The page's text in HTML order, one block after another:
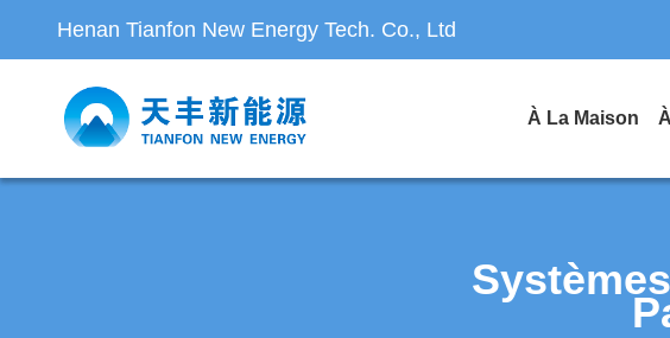
Henan Tianfon New Energy Tech. Co., Ltd
À La Maison